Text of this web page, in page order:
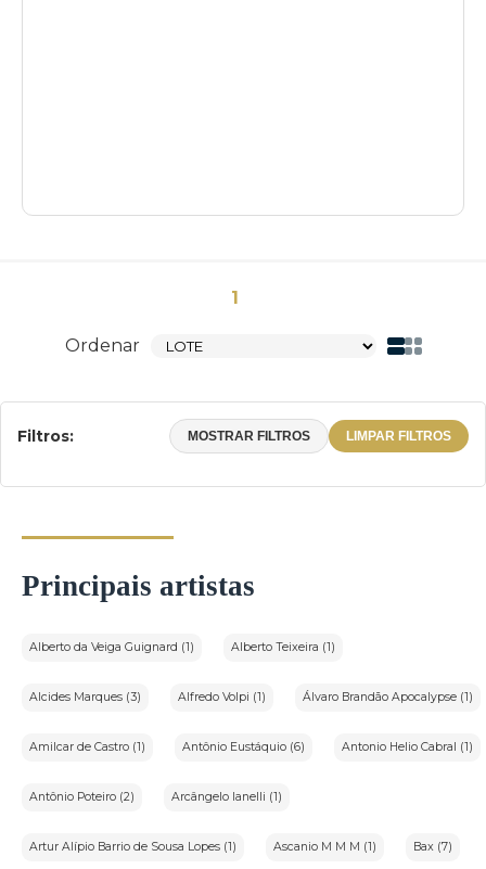
1
Ordenar
Filtros: MOSTRAR FILTROS LIMPAR FILTROS
Principais artistas
Alberto da Veiga Guignard (1) Alberto Teixeira (1)
Alcides Marques (3) Alfredo Volpi (1) Álvaro Brandão Apocalypse (1)
Amilcar de Castro (1) Antônio Eustáquio (6) Antonio Helio Cabral (1)
Antônio Poteiro (2) Arcângelo Ianelli (1)
Artur Alípio Barrio de Sousa Lopes (1) Ascanio M M M (1) Bax (7)